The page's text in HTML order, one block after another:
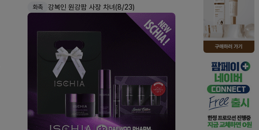
화촉 강복인 원강팜 사장 차녀(8/23)